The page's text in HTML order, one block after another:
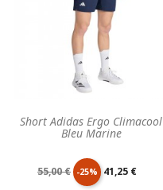
Short Adidas Ergo Climacool
Bleu Marine
Prix
55,00 € -25% Prix
41,25 €